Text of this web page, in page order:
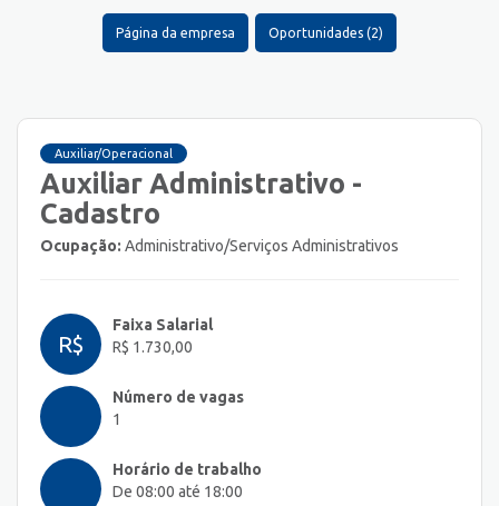
Página da empresa Oportunidades (2)
Auxiliar/Operacional
Auxiliar Administrativo -
Cadastro
Ocupação: Administrativo/Serviços Administrativos
R$
Faixa Salarial
R$ 1.730,00
Número de vagas
1
Horário de trabalho
De 08:00 até 18:00